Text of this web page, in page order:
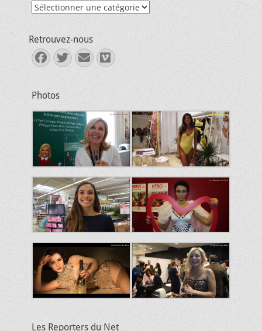
Catégories
Retrouvez-nous
Facebook
Twitter
E-
mail
Vimeo
Photos
Les Reporters du Net